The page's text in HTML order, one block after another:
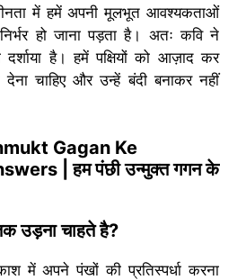
में हमें अपनी मूलभूत आवश्यकताओं
हो जाना पड़ता है। अतः कवि ने
है। हमें पक्षियों को आज़ाद कर
चाहिए और उन्हें बंदी बनाकर नहीं
Gagan Ke
|हम पंछी उन्मुक्त गगन के
उड़ना चाहते है?
में अपने पंखों की प्रतिस्पर्धा करना